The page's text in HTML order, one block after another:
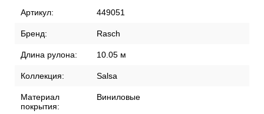
Артикул: 449051
Бренд: Rasch
Длина рулона: 10.05 м
Коллекция: Salsa
Материал
покрытия:
Виниловые